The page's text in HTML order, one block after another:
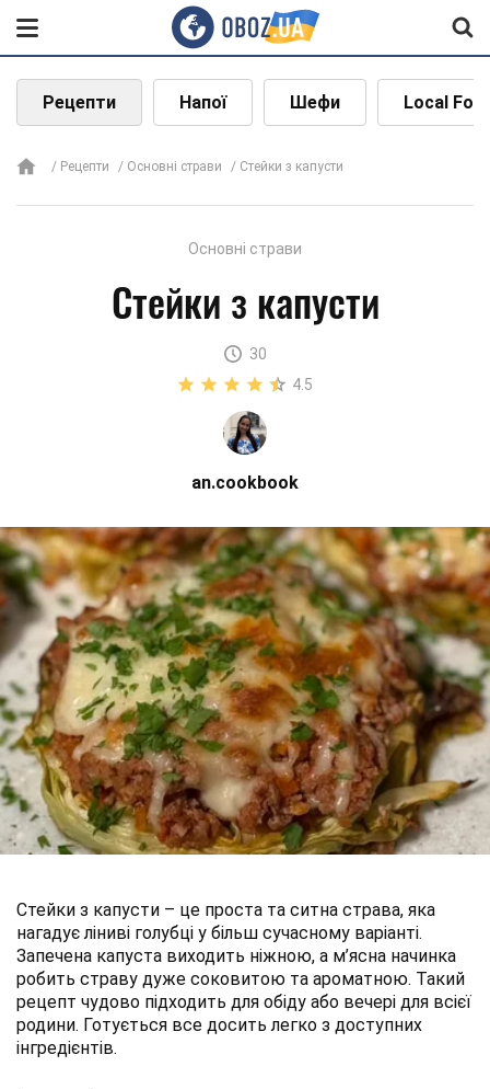
Рецепти Напої Шефи Local
Рецепти Основні страви Стейки з капусти
Основні страви
Стейки з капусти
30
4.5
an.cookbook
Стейки з капусти – це проста та ситна страва, яка
нагадує ліниві голубці у більш сучасному варіанті.
Запечена капуста виходить ніжною, а м’ясна начинка
робить страву дуже соковитою та ароматною. Такий
рецепт чудово підходить для обіду або вечері для всієї
родини. Готується все досить легко з доступних
інгредієнтів.